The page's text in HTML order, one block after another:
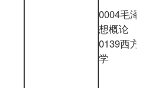
0004毛泽
想概论
0139西方
学